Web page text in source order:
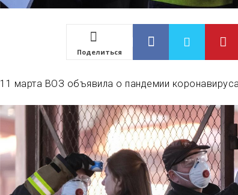
Поделиться
11 марта ВОЗ объявила о пандемии